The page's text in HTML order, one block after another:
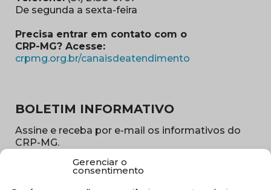
Gerenciar o
consentimento
De segunda a sexta-feira
Precisa entrar em contato com o
CRP-MG? Acesse:
crpmg.org.br/canaisdeatendimento
BOLETIM INFORMATIVO
Assine e receba por e-mail os informativos do
CRP-MG.